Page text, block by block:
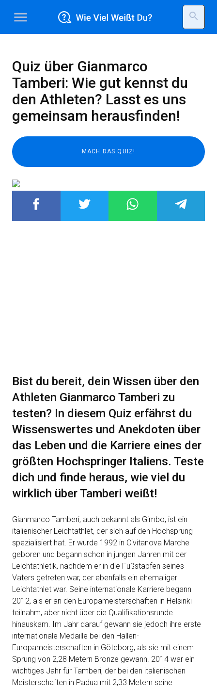
menu search
Quiz über Gianmarco
Tamberi: Wie gut kennst du
den Athleten? Lasst es uns
gemeinsam herausfinden!
Bist du bereit, dein Wissen über den
Athleten Gianmarco Tamberi zu
testen? In diesem Quiz erfährst du
Wissenswertes und Anekdoten über
das Leben und die Karriere eines der
größten Hochspringer Italiens. Teste
dich und finde heraus, wie viel du
wirklich über Tamberi weißt!
Gianmarco Tamberi, auch bekannt als Gimbo, ist ein
italienischer Leichtathlet, der sich auf den Hochsprung
spezialisiert hat. Er wurde 1992 in Civitanova Marche
geboren und begann schon in jungen Jahren mit der
Leichtathletik, nachdem er in die Fußstapfen seines
Vaters getreten war, der ebenfalls ein ehemaliger
Leichtathlet war. Seine internationale Karriere begann
2012, als er an den Europameisterschaften in Helsinki
teilnahm, aber nicht über die Qualifikationsrunde
hinauskam. Im Jahr darauf gewann sie jedoch ihre erste
internationale Medaille bei den Hallen-
Europameisterschaften in Göteborg, als sie mit einem
Sprung von 2,28 Metern Bronze gewann. 2014 war ein
wichtiges Jahr für Tamberi, der bei den italienischen
Meisterschaften in Padua mit 2,33 Metern seine